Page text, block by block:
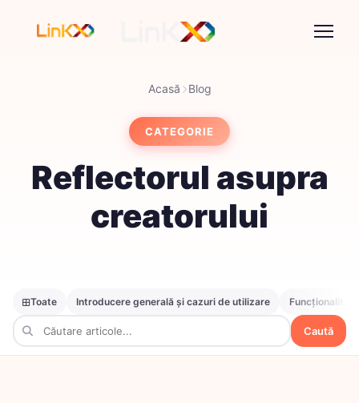
Acasă Blog
CATEGORIE
Reflectorul asupra
creatorului
Toate Introducere generală și cazuri de utilizare Funcționalități
Caută